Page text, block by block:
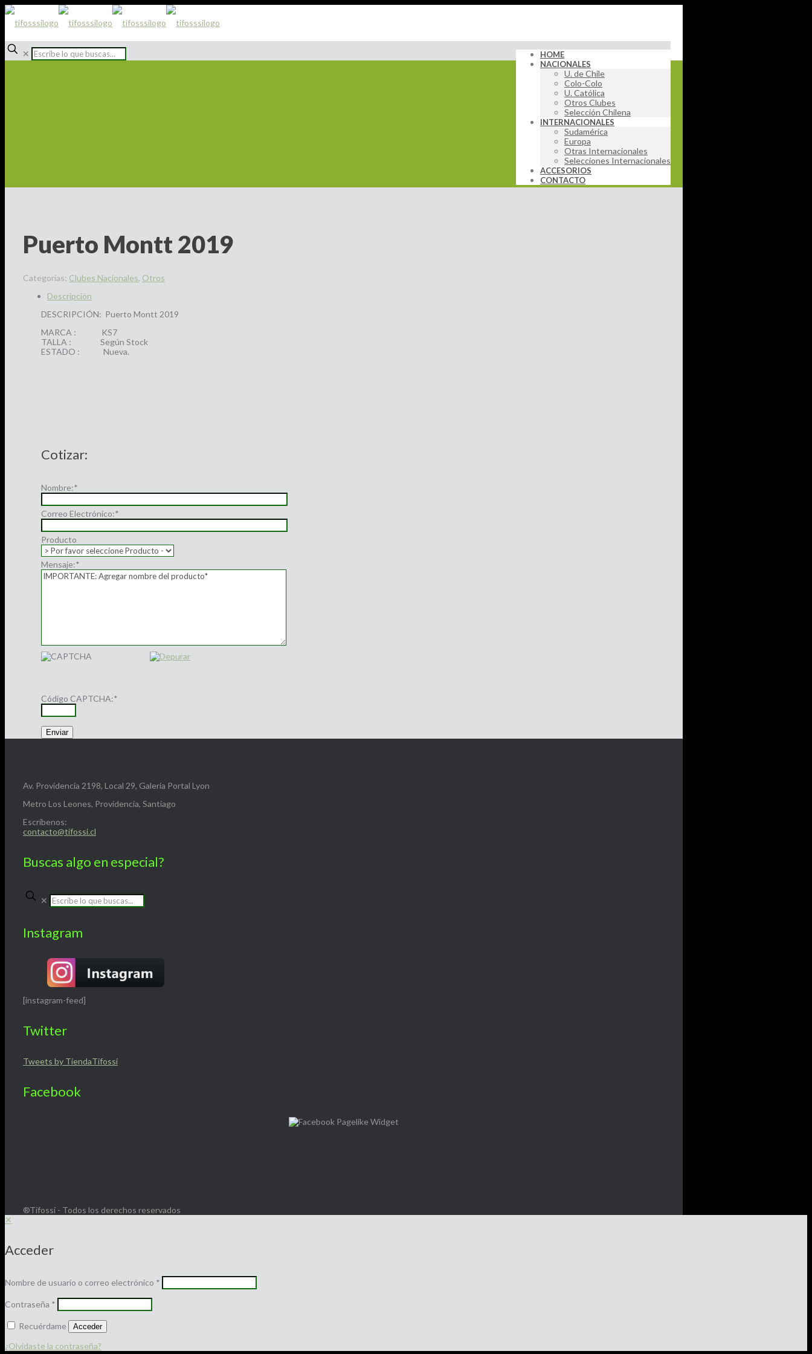
HOME
NACIONALES
U. de Chile
Colo-Colo
U. Católica
Otros Clubes
Selección Chilena
INTERNACIONALES
Sudamérica
Europa
Otras Internacionales
Selecciones Internacionales
ACCESORIOS
CONTACTO
✕
Puerto Montt 2019
Categorías: Clubes Nacionales, Otros
Descripción
DESCRIPCIÓN: Puerto Montt 2019
MARCA : KS7
TALLA : Según Stock
ESTADO : Nueva.
Cotizar:
Nombre:*
Correo Electrónico:*
Producto
Mensaje:*
Código CAPTCHA:*
Av. Providencia 2198, Local 29, Galería Portal Lyon
Metro Los Leones, Providencia, Santiago
Escríbenos:
contacto@tifossi.cl
Buscas algo en especial?
✕
Instagram
[instagram-feed]
Twitter
Tweets by TiendaTifossi
Facebook
®Tifossi - Todos los derechos reservados
✕
Acceder
Nombre de usuario o correo electrónico *
Contraseña *
Recuérdame Acceder
¿Olvidaste la contraseña?